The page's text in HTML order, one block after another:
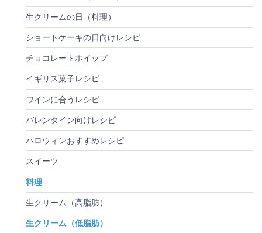
生クリームの日（料理）
ショートケーキの日向けレシピ
チョコレートホイップ
イギリス菓子レシピ
ワインに合うレシピ
バレンタイン向けレシピ
ハロウィンおすすめレシピ
スイーツ
料理
生クリーム（高脂肪）
生クリーム（低脂肪）